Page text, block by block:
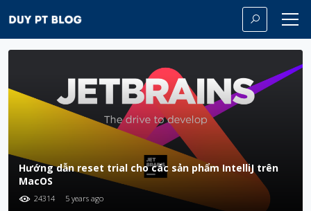
Hướng dẫn reset trial cho các sản phẩm IntelliJ trên
MacOS
24314 5 years ago